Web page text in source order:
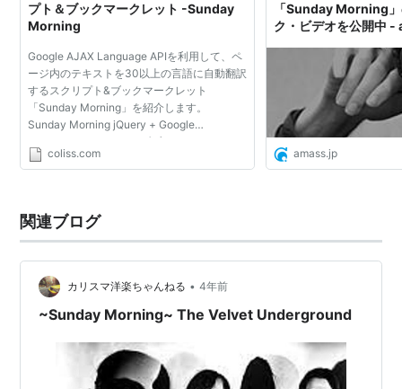
プト＆ブックマークレット -Sunday
Morning
Google AJAX Language APIを利用して、ペ
ージ内のテキストを30以上の言語に自動翻訳
するスクリプト&ブックマークレット
「Sunday Morning」を紹介します。
Sunday Morning jQuery + Google
Translation デモでは、ダブルクリックでナ
ビゲーションを表示してインラインのテキス
coliss.com
「Sunday Morning
ク・ビデオを公開中 -
amass.jp
関連ブログ
カリスマ洋楽ちゃんねる • 4年前
~Sunday Morning~ The Velvet Underground